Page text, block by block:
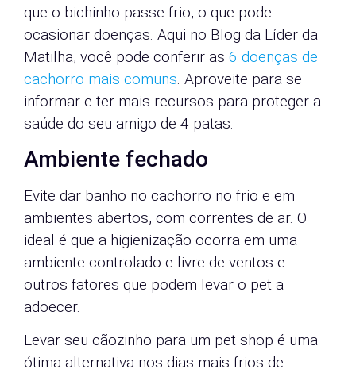
que o bichinho passe frio, o que pode
ocasionar doenças. Aqui no Blog da Líder da
Matilha, você pode conferir as 6 doenças de
cachorro mais comuns. Aproveite para se
informar e ter mais recursos para proteger a
saúde do seu amigo de 4 patas.
Ambiente fechado
Evite dar banho no cachorro no frio e em
ambientes abertos, com correntes de ar. O
ideal é que a higienização ocorra em uma
ambiente controlado e livre de ventos e
outros fatores que podem levar o pet a
adoecer.
Levar seu cãozinho para um pet shop é uma
ótima alternativa nos dias mais frios de